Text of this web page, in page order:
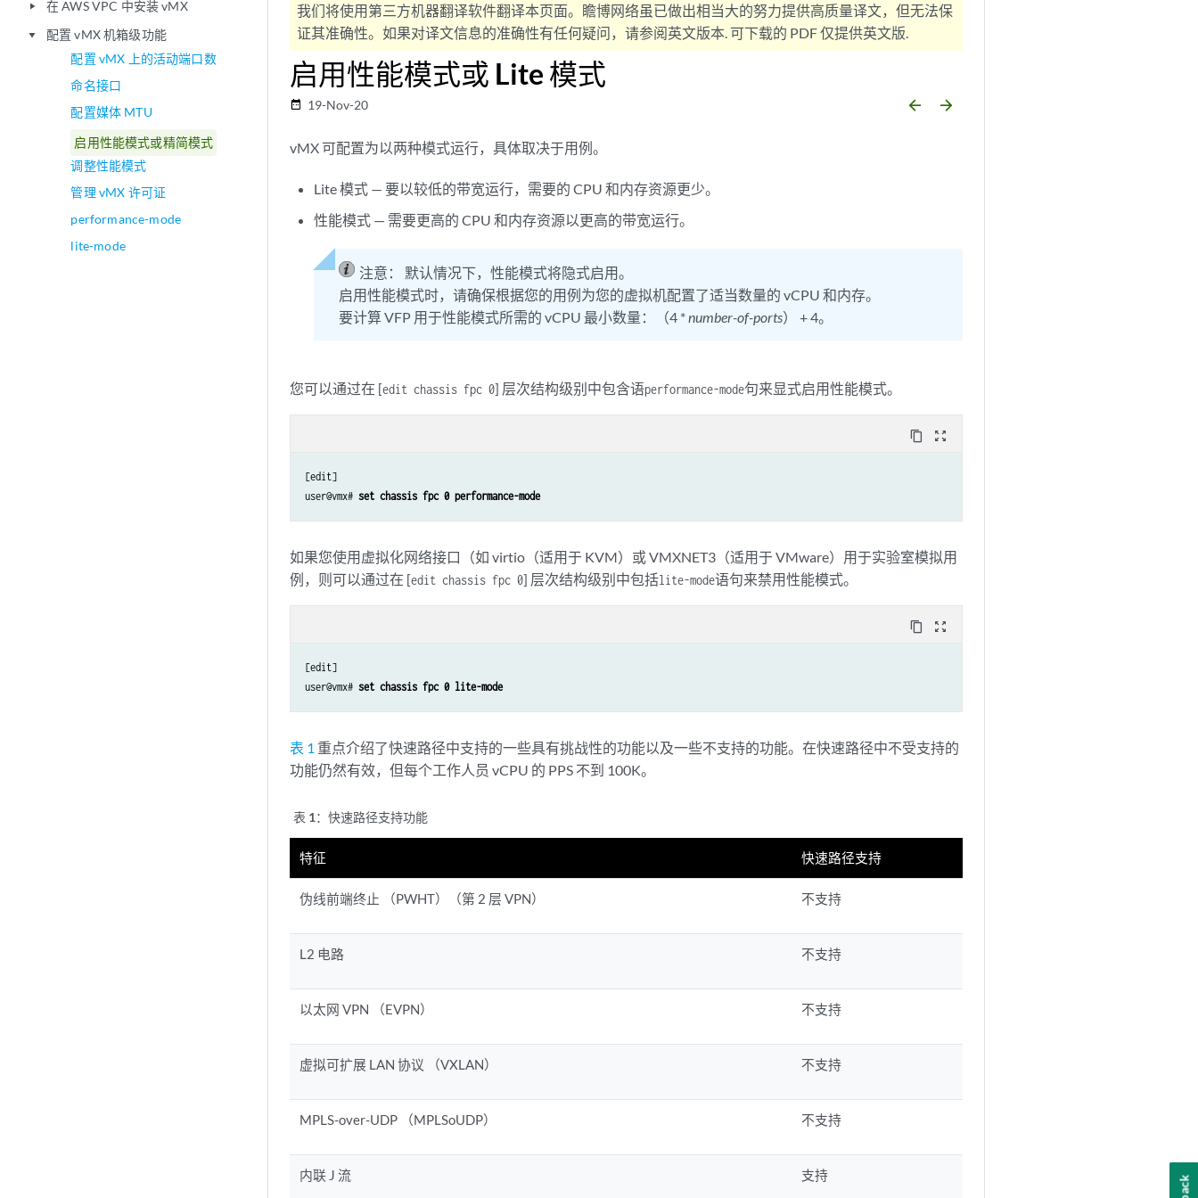
play_arrow 在 AWS VPC 中安装 vMX
play_arrow
配置 vMX 机箱级功能
配置 vMX 上的活动端口数
命名接口
配置媒体 MTU
启用性能模式或精简模式
调整性能模式
管理 vMX 许可证
performance-mode
lite-mode
我们将使用第三方机器翻译软件翻译本页面。瞻博网络虽已做出相当大的努力提供高质量译文，但无法保
证其准确性。如果对译文信息的准确性有任何疑问，请参阅英文版本. 可下载的 PDF 仅提供英文版.
启用性能模式或 Lite 模式
date_range 19-Nov-20 arrow_backward arrow_forward
vMX 可配置为以两种模式运行，具体取决于用例。
Lite 模式 — 要以较低的带宽运行，需要的 CPU 和内存资源更少。
性能模式 — 需要更高的 CPU 和内存资源以更高的带宽运行。
注意：
默认情况下，性能模式将隐式启用。
启用性能模式时，请确保根据您的用例为您的虚拟机配置了适当数量的 vCPU 和内存。
要计算 VFP 用于性能模式所需的 vCPU 最小数量：（4 *number-of-ports） + 4。
您可以通过在 [edit chassis fpc 0] 层次结构级别中包含语performance-mode句来显式启用性能模式。
content_copy zoom_out_map
[edit]
user@vmx# set chassis fpc 0 performance-mode
如果您使用虚拟化网络接口（如 virtio（适用于 KVM）或 VMXNET3（适用于 VMware）用于实验室模拟用
例，则可以通过在 [edit chassis fpc 0] 层次结构级别中包括lite-mode语句来禁用性能模式。
content_copy zoom_out_map
[edit]
user@vmx# set chassis fpc 0 lite-mode
表 1 重点介绍了快速路径中支持的一些具有挑战性的功能以及一些不支持的功能。在快速路径中不受支持的
功能仍然有效，但每个工作人员 vCPU 的 PPS 不到 100K。
表 1： 快速路径支持功能
特征 快速路径支持
伪线前端终止 （PWHT）（第 2 层 VPN） 不支持
L2 电路 不支持
以太网 VPN （EVPN） 不支持
虚拟可扩展 LAN 协议 （VXLAN） 不支持
MPLS-over-UDP （MPLSoUDP） 不支持
内联 J 流 支持